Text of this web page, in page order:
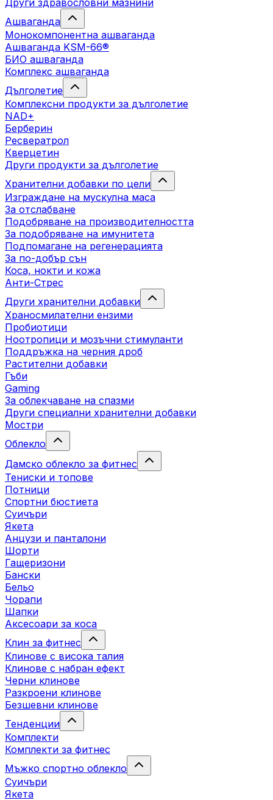
Други здравословни мазнини
Ашваганда
Монокомпонентна ашваганда
Ашваганда KSM-66®
БИО ашваганда
Комплекс ашваганда
Дълголетие
Комплексни продукти за дълголетие
NAD+
Берберин
Ресвератрол
Кверцетин
Други продукти за дълголетие
Хранителни добавки по цели
Изграждане на мускулна маса
За отслабване
Подобряване на производителността
За подобряване на имунитета
Подпомагане на регенерацията
За по-добър сън
Коса, нокти и кожа
Анти-Стрес
Други хранителни добавки
Храносмилателни ензими
Пробиотици
Ноотропици и мозъчни стимуланти
Поддръжка на черния дроб
Растителни добавки
Гъби
Gaming
За облекчаване на спазми
Други специални хранителни добавки
Мостри
Облекло
Дамско облекло за фитнес
Тениски и топове
Потници
Спортни бюстиета
Суичъри
Якета
Aнцузи и панталони
Шорти
Гащеризони
Бански
Бельо
Чорапи
Шапки
Аксесоари за коса
Клин за фитнес
Клинове с висока талия
Клинове с набран ефект
Черни клинове
Разкроени клинове
Безшевни клинове
Тенденции
Комплекти
Комплекти за фитнес
Мъжко спортно облекло
Суичъри
Якета